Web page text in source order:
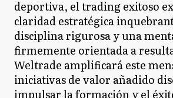
deportiva, el trading exitoso
claridad estratégica
disciplina rigurosa y una
firmemente orientada a
Weltrade amplificará este
iniciativas de valor añadido
impulsar la formación y el